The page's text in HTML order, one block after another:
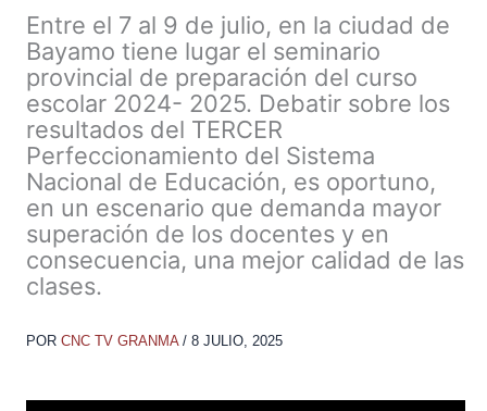
Entre el 7 al 9 de julio, en la ciudad de
Bayamo tiene lugar el seminario
provincial de preparación del curso
escolar 2024- 2025. Debatir sobre los
resultados del TERCER
Perfeccionamiento del Sistema
Nacional de Educación, es oportuno,
en un escenario que demanda mayor
superación de los docentes y en
consecuencia, una mejor calidad de las
clases.
POR CNC TV GRANMA / 8 JULIO, 2025